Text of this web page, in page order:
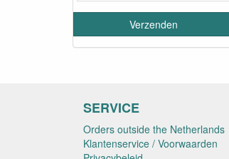
SERVICE
Orders outside the Netherlands
Klantenservice / Voorwaarden